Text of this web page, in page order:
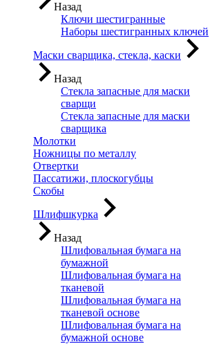
Назад
Ключи шестигранные
Наборы шестигранных ключей
Маски сварщика, стекла, каски
Назад
Стекла запасные для маски
сварщи
Стекла запасные для маски
сварщика
Молотки
Ножницы по металлу
Отвертки
Пассатижи, плоскогубцы
Скобы
Шлифшкурка
Назад
Шлифовальная бумага на
бумажной
Шлифовальная бумага на
тканевой
Шлифовальная бумага на
тканевой основе
Шлифовальная бумага на
бумажной основе